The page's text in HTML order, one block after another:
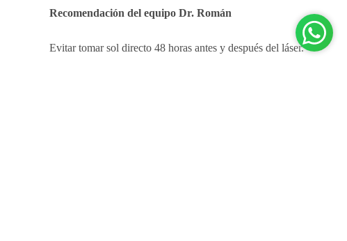
Recomendación del equipo Dr. Román
Evitar tomar sol directo 48 horas antes y después del láser.